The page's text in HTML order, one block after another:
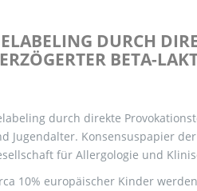
DURCH
BETA-
durch direkte
Jugendalter. Konsensuspapier
für Allergologie und
10% europäischer Kinder